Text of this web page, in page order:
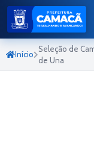
Início
Seleção de
de Una